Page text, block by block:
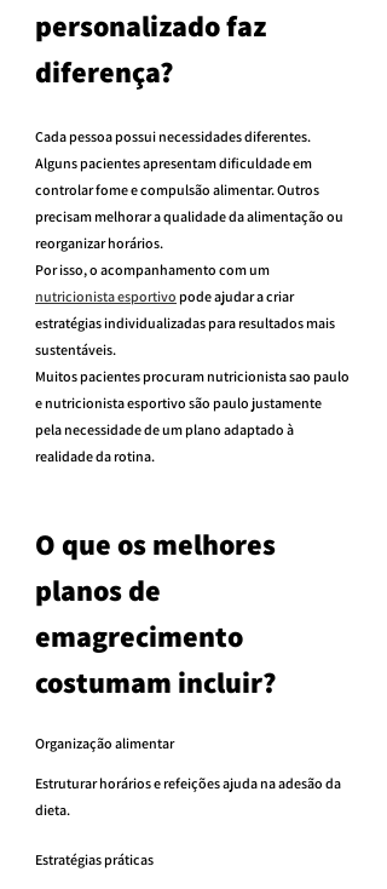
personalizado faz
diferença?
Cada pessoa possui necessidades diferentes.
Alguns pacientes apresentam dificuldade em
controlar fome e compulsão alimentar. Outros
precisam melhorar a qualidade da alimentação ou
reorganizar horários.
Por isso, o acompanhamento com um
nutricionista esportivo pode ajudar a criar
estratégias individualizadas para resultados mais
sustentáveis.
Muitos pacientes procuram nutricionista sao paulo
e nutricionista esportivo são paulo justamente
pela necessidade de um plano adaptado à
realidade da rotina.
O que os melhores
planos de
emagrecimento
costumam incluir?
Organização alimentar
Estruturar horários e refeições ajuda na adesão da
dieta.
Estratégias práticas